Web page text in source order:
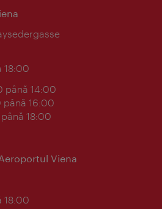
18:00
până 14:00
până 16:00
18:00
Viena
18:00